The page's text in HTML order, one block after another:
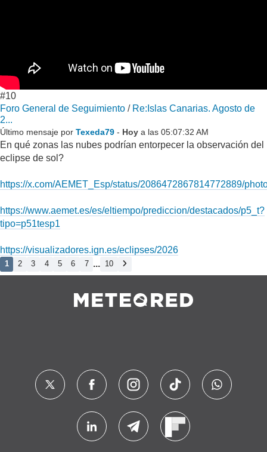
#10
Foro General de Seguimiento / Re:Islas Canarias. Agosto de
2...
Último mensaje por Texeda79 - Hoy a las 05:07:32 AM
En qué zonas las nubes podrían entorpecer la observación del
eclipse de sol?
https://x.com/AEMET_Esp/status/2086472867814772889/
https://www.aemet.es/es/eltiempo/prediccion/destacados/p5_t?
tipo=p51tesp1
https://visualizadores.ign.es/eclipses/2026
1 2 3 4 5 6 7 ... 10